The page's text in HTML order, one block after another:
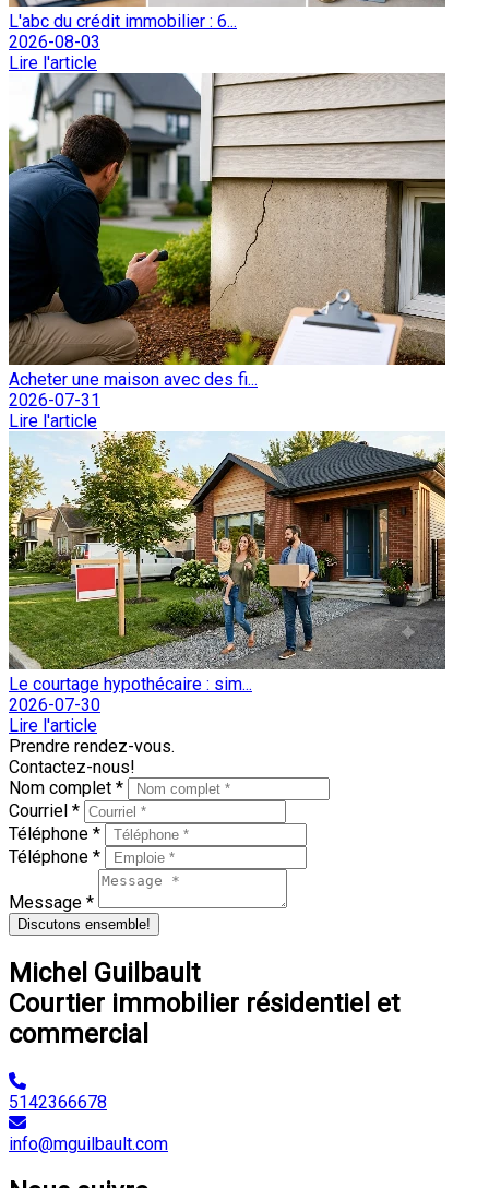
L'abc du crédit immobilier : 6...
2026-08-03
Lire l'article
Acheter une maison avec des fi...
2026-07-31
Lire l'article
Le courtage hypothécaire : sim...
2026-07-30
Lire l'article
Prendre rendez-vous.
Contactez-nous!
Nom complet *
Courriel *
Téléphone *
Téléphone *
Message *
Discutons ensemble!
Michel Guilbault
Courtier immobilier résidentiel et
commercial
5142366678
info@mguilbault.com